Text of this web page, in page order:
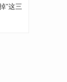
”这三